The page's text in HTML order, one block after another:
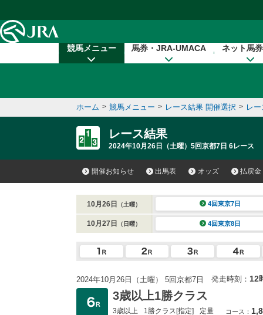
競馬メニュー 馬券・JRA-UMACA ネット馬
ホーム > 競馬メニュー > レース結果 開催選択 > レ
レース結果
2024年10月26日（土曜）5回京都7日 6レース
開催お知らせ 出馬表 オッズ 払戻金
10月26日 （土曜） 4回東京7日
10月27日 （日曜） 4回東京8日
2024年10月26日（土曜） 5回京都7日 発走時刻： 12
3歳以上1勝クラス
3歳以上 1勝クラス[指定] 定量 コース：